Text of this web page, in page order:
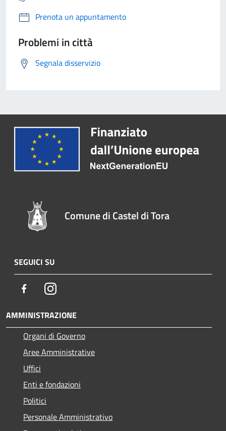
Prenota un appuntamento
Problemi in città
Segnala disservizio
Comune di Castel di Tora
SEGUICI SU
FacebookInstagram
AMMINISTRAZIONE
Organi di Governo
Aree Amministrative
Uffici
Enti e fondazioni
Politici
Personale Amministrativo